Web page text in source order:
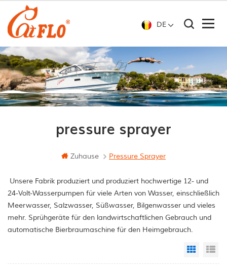
DE
pressure sprayer
Zuhause Pressure Sprayer
Unsere Fabrik produziert und produziert hochwertige 12- und
24-Volt-Wasserpumpen für viele Arten von Wasser, einschließlich
Meerwasser, Salzwasser, Süßwasser, Bilgenwasser und vieles
mehr. Sprühgeräte für den landwirtschaftlichen Gebrauch und
automatische Bierbraumaschine für den Heimgebrauch.
Grid